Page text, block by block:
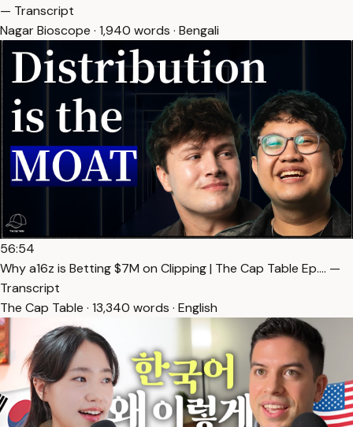
— Transcript
Nagar Bioscope · 1,940 words · Bengali
56:54
Why a16z is Betting $7M on Clipping | The Cap Table Ep.… —
Transcript
The Cap Table · 13,340 words · English